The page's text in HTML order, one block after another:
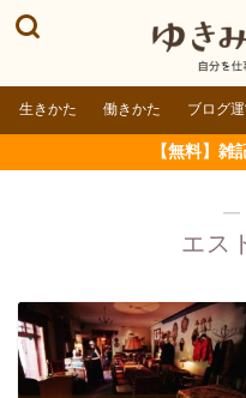
生きかた 働きかた ブログ
【無料】雑
―
エス